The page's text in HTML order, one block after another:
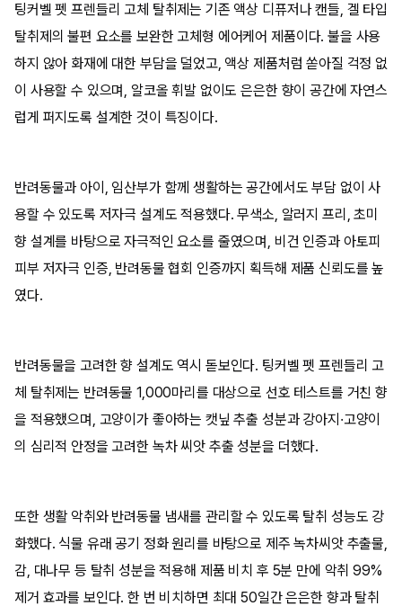
팅커벨 펫 프렌들리 고체 탈취제는 기존 액상 디퓨저나 캔들, 겔 타입
탈취제의 불편 요소를 보완한 고체형 에어케어 제품이다. 불을 사용
하지 않아 화재에 대한 부담을 덜었고, 액상 제품처럼 쏟아질 걱정 없
이 사용할 수 있으며, 알코올 휘발 없이도 은은한 향이 공간에 자연스
럽게 퍼지도록 설계한 것이 특징이다.
반려동물과 아이, 임산부가 함께 생활하는 공간에서도 부담 없이 사
용할 수 있도록 저자극 설계도 적용했다. 무색소, 알러지 프리, 초미
향 설계를 바탕으로 자극적인 요소를 줄였으며, 비건 인증과 아토피
피부 저자극 인증, 반려동물 협회 인증까지 획득해 제품 신뢰도를 높
였다.
반려동물을 고려한 향 설계도 역시 돋보인다. 팅커벨 펫 프렌들리 고
체 탈취제는 반려동물 1,000마리를 대상으로 선호 테스트를 거친 향
을 적용했으며, 고양이가 좋아하는 캣닢 추출 성분과 강아지·고양이
의 심리적 안정을 고려한 녹차 씨앗 추출 성분을 더했다.
또한 생활 악취와 반려동물 냄새를 관리할 수 있도록 탈취 성능도 강
화했다. 식물 유래 공기 정화 원리를 바탕으로 제주 녹차씨앗 추출물,
감, 대나무 등 탈취 성분을 적용해 제품 비치 후 5분 만에 악취 99%
제거 효과를 보인다. 한 번 비치하면 최대 50일간 은은한 향과 탈취